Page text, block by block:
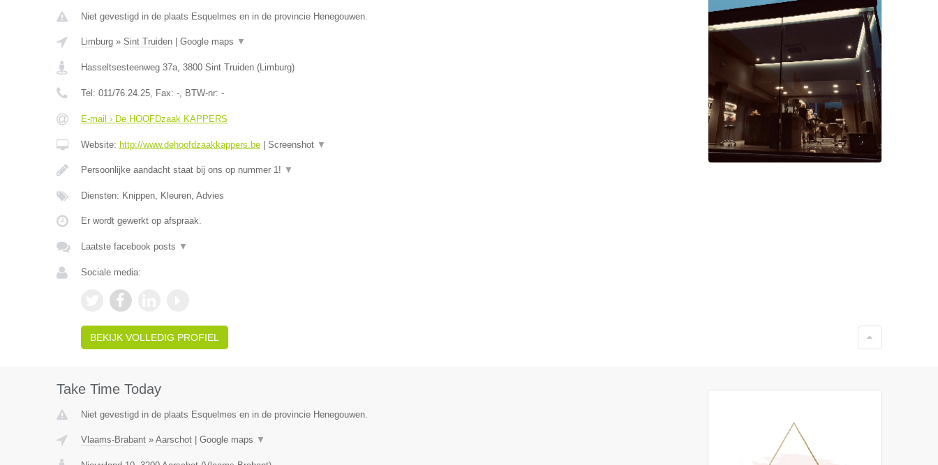
Niet gevestigd in de plaats Esquelmes en in de provincie Henegouwen.
Limburg» Sint Truiden| Google maps ▼
Hasseltsesteenweg 37a, 3800 Sint Truiden(Limburg)
Tel: 011/76.24.25, Fax: -, BTW-nr: -
E-mail › De HOOFDzaak KAPPERS
Website: http://www.dehoofdzaakkappers.be| Screenshot ▼
Persoonlijke aandacht staat bij ons op nummer 1! ▼
Diensten: Knippen, Kleuren, Advies
Er wordt gewerkt op afspraak.
Laatste facebook posts ▼
Sociale media:
BEKIJK VOLLEDIG PROFIEL
Take Time Today
Niet gevestigd in de plaats Esquelmes en in de provincie Henegouwen.
Vlaams-Brabant» Aarschot| Google maps ▼